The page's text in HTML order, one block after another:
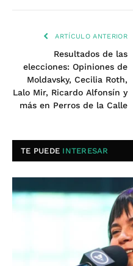
ARTÍCULO ANTERIOR
Resultados de las
elecciones: Opiniones de
Moldavsky, Cecilia Roth,
Lalo Mir, Ricardo Alfonsín y
más en Perros de la Calle
TE PUEDE INTERESAR